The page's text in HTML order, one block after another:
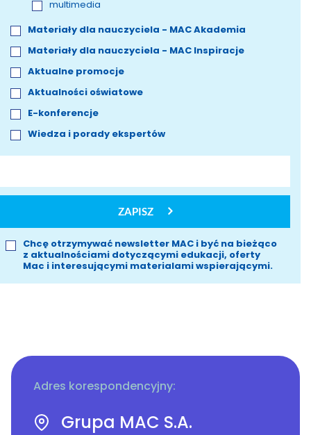
multimedia
Materiały dla nauczyciela - MAC Akademia
Materiały dla nauczyciela - MAC Inspiracje
Aktualne promocje
Aktualności oświatowe
E-konferencje
Wiedza i porady ekspertów
ZAPISZ
Chcę otrzymywać newsletter MAC i być na bieżąco
z aktualnościami dotyczącymi edukacji, oferty
Mac i interesującymi materialami wspierającymi.
Adres korespondencyjny:
Grupa MAC S.A.